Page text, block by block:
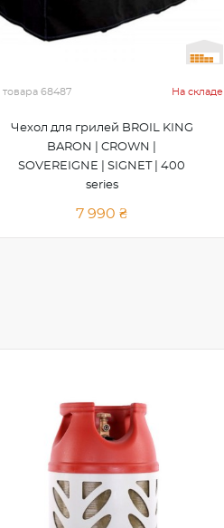
товара 68487 На складе
Чехол для грилей BROIL KING
BARON | CROWN |
SOVEREIGNE | SIGNET | 400
series
7 990 ₴